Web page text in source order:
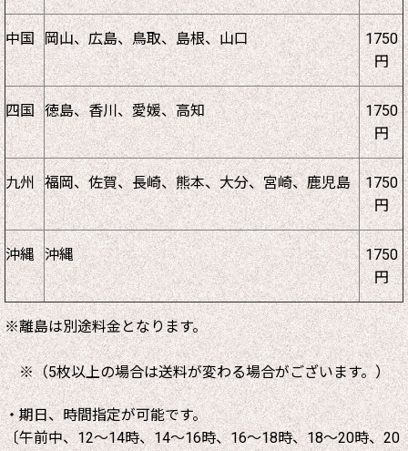
中国 岡山、広島、鳥取、島根、山口
1750
円
四国 徳島、香川、愛媛、高知
1750
円
九州 福岡、佐賀、長崎、熊本、大分、宮崎、鹿児島
1750
円
沖縄 沖縄
1750
円
※離島は別途料金となります。
※（5枚以上の場合は送料が変わる場合がございます。）
・期日、時間指定が可能です。
〔午前中、12～14時、14～16時、16～18時、18～20時、20